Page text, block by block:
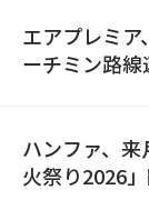
エアプレミ
ーチミン路
ハンファ、
火祭り2026